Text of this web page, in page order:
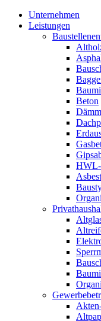
Unternehmen
Leistungen
Beton
HWL-
Asbest